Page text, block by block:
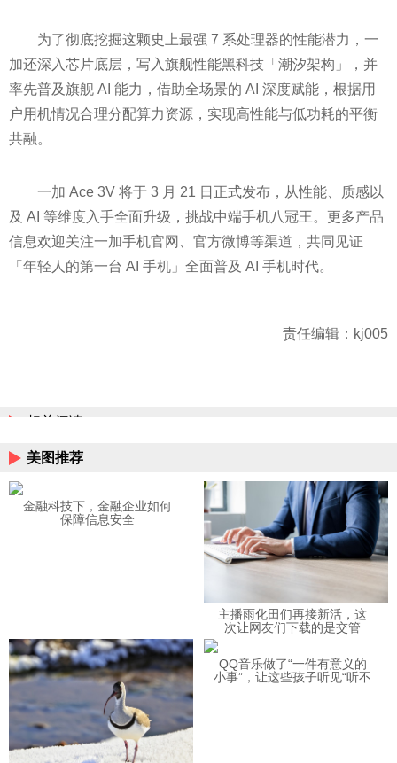
为了彻底挖掘这颗史上最强 7 系处理器的性能潜力，一
加还深入芯片底层，写入旗舰性能黑科技「潮汐架构」，并
率先普及旗舰 AI 能力，借助全场景的 AI 深度赋能，根据用
户用机情况合理分配算力资源，实现高性能与低功耗的平衡
共融。
一加 Ace 3V 将于 3 月 21 日正式发布，从性能、质感以
及 AI 等维度入手全面升级，挑战中端手机八冠王。更多产品
信息欢迎关注一加手机官网、官方微博等渠道，共同见证
「年轻人的第一台 AI 手机」全面普及 AI 手机时代。
责任编辑：kj005
相关阅读
美图推荐
金融科技下，金融企业如何
保障信息安全
主播雨化田们再接新活，这
次让网友们下载的是交管
QQ音乐做了“一件有意义的
小事”，让这些孩子听见“听不